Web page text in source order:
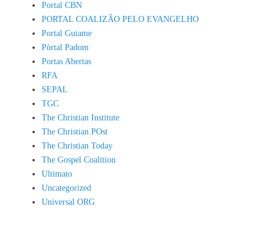
Portal CBN
PORTAL COALIZÃO PELO EVANGELHO
Portal Guiame
Pòrtal Padom
Portas Abertas
RFA
SEPAL
TGC
The Christian Institute
The Christian POst
The Christian Today
The Gospel Coalition
Ultimato
Uncategorized
Universal ORG